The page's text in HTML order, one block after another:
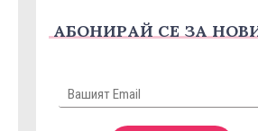
АБОНИРАЙ СЕ ЗА